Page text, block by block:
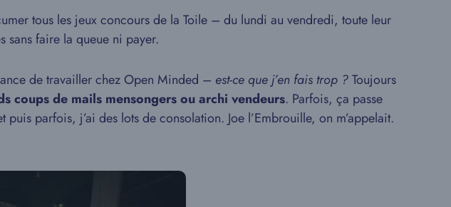
tous les jeux concours de la Toile – du lundi au vendredi, toute leur
sans faire la queue ni payer.
de travailler chez Open Minded – est-ce que j’en fais trop ?Toujours
coups de mails mensongers ou archi vendeurs. Parfois, ça passe
parfois, j’ai des lots de consolation. Joe l’Embrouille, on m’appelait.